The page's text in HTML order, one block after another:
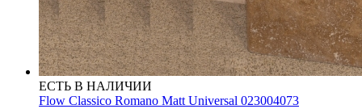
ЕСТЬ В НАЛИЧИИ
Flow Classico Romano Matt Universal 023004073